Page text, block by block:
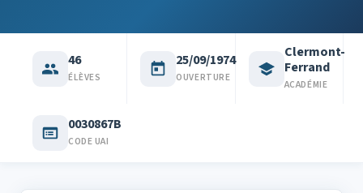
46
ÉLÈVES
25/09/1974
OUVERTURE
Clermont-
Ferrand
ACADÉMIE
0030867B
CODE UAI